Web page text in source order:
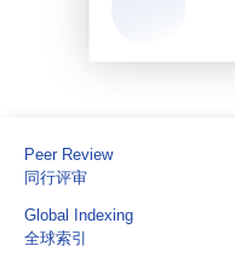
Peer Review
同行评审
Global Indexing
全球索引